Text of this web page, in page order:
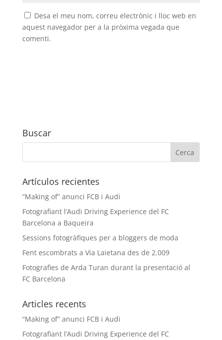
Desa el meu nom, correu electrònic i lloc web en
aquest navegador per a la pròxima vegada que
comenti.
Buscar
Artículos recientes
“Making of” anunci FCB i Audi
Fotografiant l’Audi Driving Experience del FC
Barcelona a Baqueira
Sessions fotogràfiques per a bloggers de moda
Fent escombrats a Via Laietana des de 2.009
Fotografies de Arda Turan durant la presentació al
FC Barcelona
Articles recents
“Making of” anunci FCB i Audi
Fotografiant l’Audi Driving Experience del FC